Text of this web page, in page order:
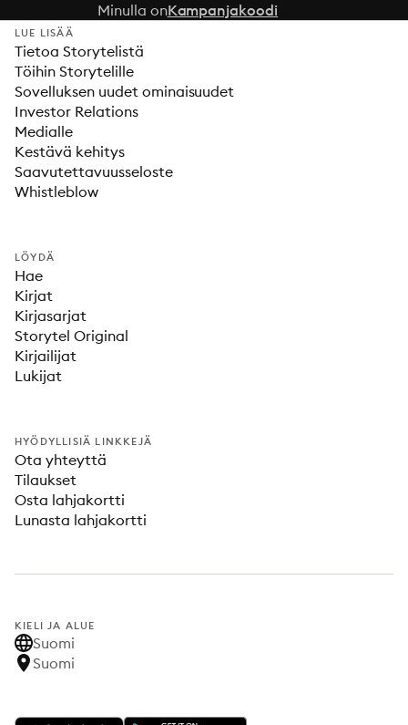
Minulla onKampanjakoodi
LUE LISÄÄ
Tietoa Storytelistä
Töihin Storytelille
Sovelluksen uudet ominaisuudet
Investor Relations
Medialle
Kestävä kehitys
Saavutettavuusseloste
Whistleblow
LÖYDÄ
Hae
Kirjat
Kirjasarjat
Storytel Original
Kirjailijat
Lukijat
HYÖDYLLISIÄ LINKKEJÄ
Ota yhteyttä
Tilaukset
Osta lahjakortti
Lunasta lahjakortti
KIELI JA ALUE
Suomi
Suomi